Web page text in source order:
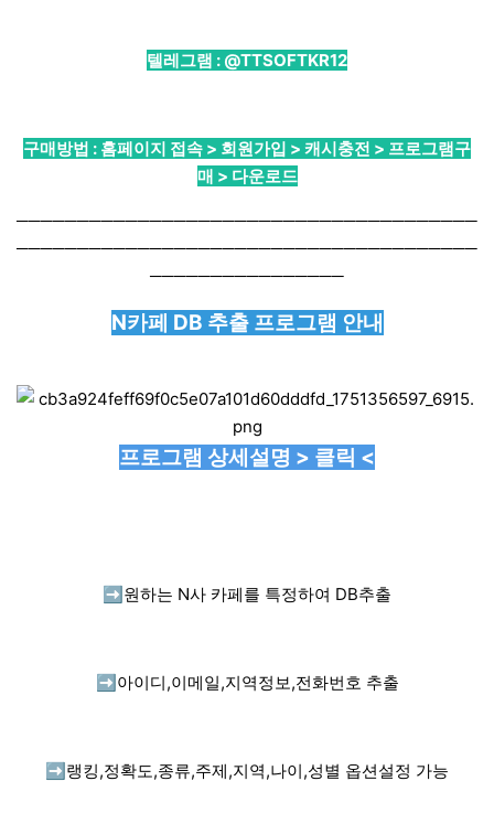
텔레그램 : @TTSOFTKR12
구매방법 : 홈페이지 접속 > 회원가입 > 캐시충전 > 프로그램구
매 > 다운로드
──────────────────────────────────────
──────────────────────────────────────
────────────────
N카페 DB 추출 프로그램 안내
프로그램 상세설명 > 클릭 <
➡️ 원하는 N사 카페를 특정하여 DB추출
➡️ 아이디,이메일,지역정보,전화번호 추출
➡️ 랭킹,정확도,종류,주제,지역,나이,성별 옵션설정 가능